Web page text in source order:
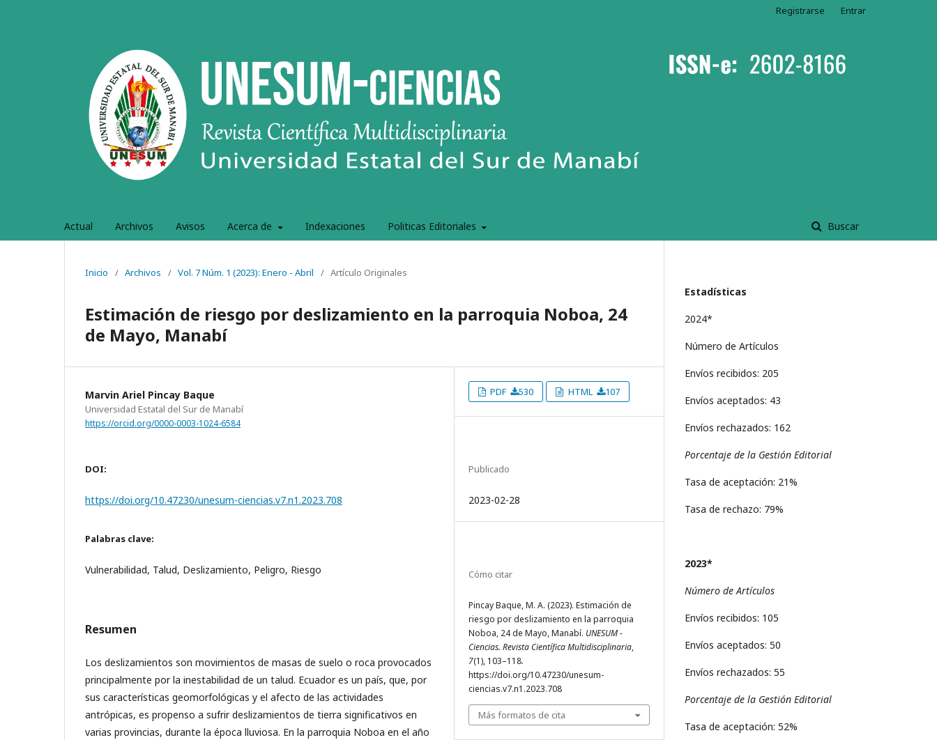
Actual Archivos Avisos Acerca de Indexaciones Politicas Editoriales Buscar
Registrarse Entrar
Inicio / Archivos / Vol. 7 Núm. 1 (2023): Enero - Abril / Artículo Originales
Estimación de riesgo por deslizamiento en la parroquia Noboa, 24
de Mayo, Manabí
Marvin Ariel Pincay Baque
Universidad Estatal del Sur de Manabí
https://orcid.org/0000-0003-1024-6584
DOI:
https://doi.org/10.47230/unesum-ciencias.v7.n1.2023.708
Palabras clave:
Vulnerabilidad, Talud, Deslizamiento, Peligro, Riesgo
Resumen
Los deslizamientos son movimientos de masas de suelo o roca provocados
principalmente por la inestabilidad de un talud. Ecuador es un país, que, por
sus características geomorfológicas y el afecto de las actividades
antrópicas, es propenso a sufrir deslizamientos de tierra significativos en
varias provincias, durante la época lluviosa. En la parroquia Noboa en el año
PDF 530 HTML 107
Publicado
2023-02-28
Cómo citar
Pincay Baque, M. A. (2023). Estimación de
riesgo por deslizamiento en la parroquia
Noboa, 24 de Mayo, Manabí. UNESUM -
Ciencias. Revista Científica Multidisciplinaria,
7(1), 103–118.
https://doi.org/10.47230/unesum-
ciencias.v7.n1.2023.708
Más formatos de cita
Estadísticas
2024*
Número de Artículos
Envíos recibidos: 205
Envíos aceptados: 43
Envíos rechazados: 162
Porcentaje de la Gestión Editorial
Tasa de aceptación: 21%
Tasa de rechazo: 79%
2023*
Número de Artículos
Envíos recibidos: 105
Envíos aceptados: 50
Envíos rechazados: 55
Porcentaje de la Gestión Editorial
Tasa de aceptación: 52%